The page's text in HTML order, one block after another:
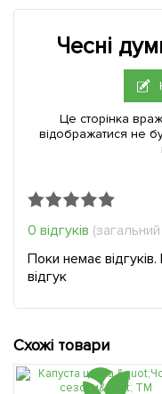
Чесні
Це сторінка
відображатися не
0 відгуків
Поки немає
відгук
Схожі товари